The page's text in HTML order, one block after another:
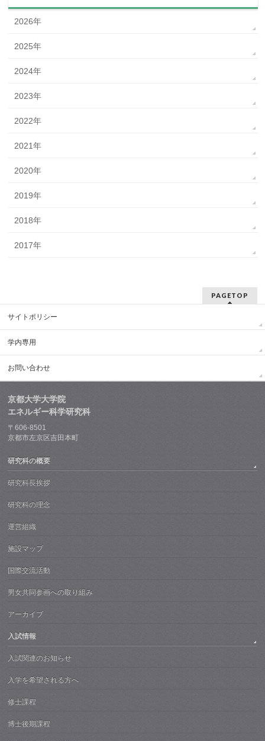
2026年
2025年
2024年
2023年
2022年
2021年
2020年
2019年
2018年
2017年
PAGETOP
サイトポリシー
学内専用
お問い合わせ
京都大学大学院
エネルギー科学研究科
〒606-8501
京都市左京区吉田本町
研究科の概要
研究科長挨拶
研究科の理念
運営組織
施設マップ
国際交流活動
男女共同参画への取り組み
アーカイブ
入試情報
入試関連のお知らせ
入学を希望される方へ
修士課程
博士後期課程